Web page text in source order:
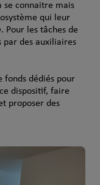
se connaitre mais
qui leur
Pour les tâches de
par des auxiliaires
fonds dédiés pour
dispositif, faire
proposer des